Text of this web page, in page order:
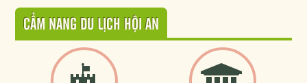
CẨM NANG DU LỊCH HỘI AN